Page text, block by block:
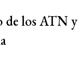
de los ATN y